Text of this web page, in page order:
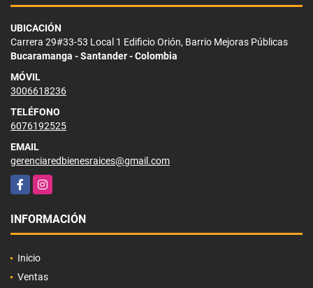
UBICACIÓN
Carrera 29#33-53 Local 1 Edificio Orión, Barrio Mejoras Públicas
Bucaramanga - Santander - Colombia
MÓVIL
3006618236
TELÉFONO
6076192525
EMAIL
gerenciaredbienesraices@gmail.com
FacebookInstagram
INFORMACIÓN
Inicio
Ventas